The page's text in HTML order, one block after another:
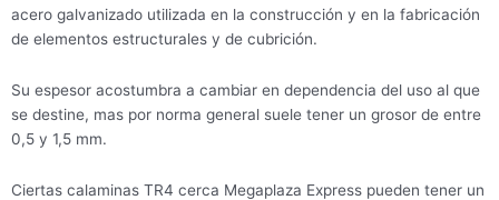
acero galvanizado utilizada en la construcción y en la fabricación
de elementos estructurales y de cubrición.
Su espesor acostumbra a cambiar en dependencia del uso al que
se destine, mas por norma general suele tener un grosor de entre
0,5 y 1,5 mm.
Ciertas calaminas TR4 cerca Megaplaza Express pueden tener un